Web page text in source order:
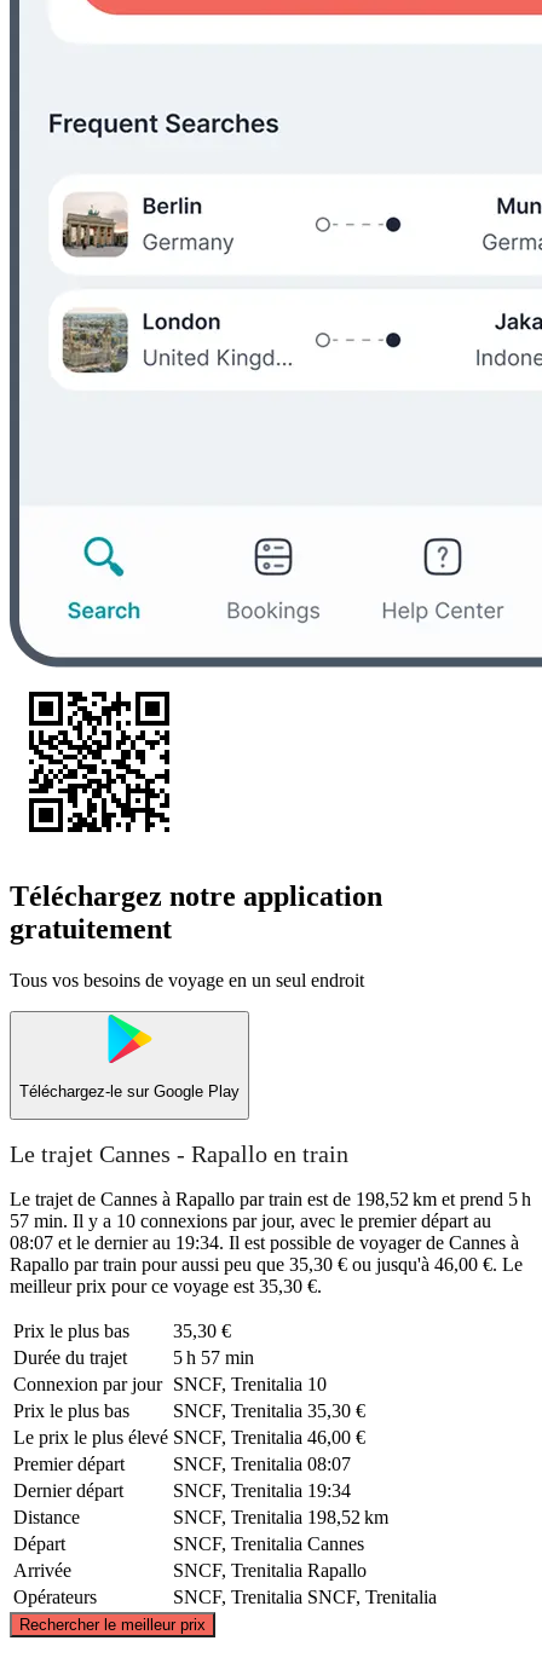
Téléchargez notre application
gratuitement
Tous vos besoins de voyage en un seul endroit
Téléchargez-le sur Google Play
Le trajet Cannes - Rapallo en train
Le trajet de Cannes à Rapallo par train est de 198,52 km et prend 5 h
57 min. Il y a 10 connexions par jour, avec le premier départ au
08:07 et le dernier au 19:34. Il est possible de voyager de Cannes à
Rapallo par train pour aussi peu que 35,30 € ou jusqu'à 46,00 €. Le
meilleur prix pour ce voyage est 35,30 €.
Prix ​​le plus bas
35,30 €
Durée du trajet
5 h 57 min
Connexion par jour SNCF, Trenitalia 10
Prix ​​le plus bas
SNCF, Trenitalia 35,30 €
Le prix le plus élevé SNCF, Trenitalia 46,00 €
Premier départ
SNCF, Trenitalia 08:07
Dernier départ
SNCF, Trenitalia 19:34
Distance
SNCF, Trenitalia 198,52 km
Départ
SNCF, Trenitalia Cannes
Arrivée
SNCF, Trenitalia Rapallo
Opérateurs
SNCF, Trenitalia SNCF, Trenitalia
Rechercher le meilleur prix
©CARTO, ©OpenStreetMapcontributors